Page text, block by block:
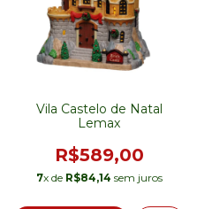
Vila Castelo de Natal
Lemax
R$589,00
7x de R$84,14 sem juros